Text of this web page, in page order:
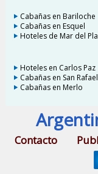
Cabañas en Bariloche
Cabañas en Esquel
Hoteles de Mar del
Hoteles en Carlos Paz
Cabañas en San Rafael
Cabañas en Merlo
Contacto